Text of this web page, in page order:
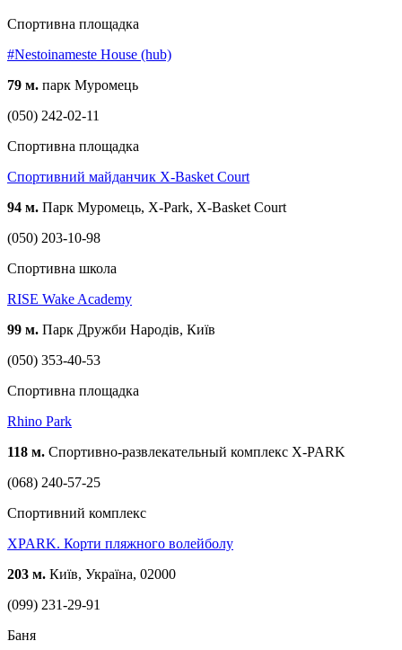
Спортивна площадка
#Nestoinameste House (hub)
79 м. парк Муромець
(050) 242-02-11
Спортивна площадка
Спортивний майданчик X-Basket Court
94 м. Парк Муромець, X-Park, X-Basket Court
(050) 203-10-98
Спортивна школа
RISE Wake Academy
99 м. Парк Дружби Народів, Київ
(050) 353-40-53
Спортивна площадка
Rhino Park
118 м. Спортивно-развлекательный комплекс X-PARK
(068) 240-57-25
Спортивний комплекс
XPARK. Корти пляжного волейболу
203 м. Київ, Україна, 02000
(099) 231-29-91
Баня